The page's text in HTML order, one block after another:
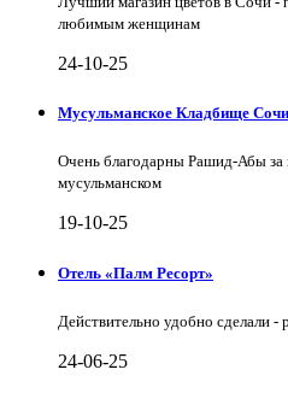
любимым женщинам
24-10-25
Мусульманское Кладбище Сочи
Очень благодарны Рашид-Абы за
мусульманском
19-10-25
Отель «Палм Ресорт»
Действительно удобно сделали -
24-06-25